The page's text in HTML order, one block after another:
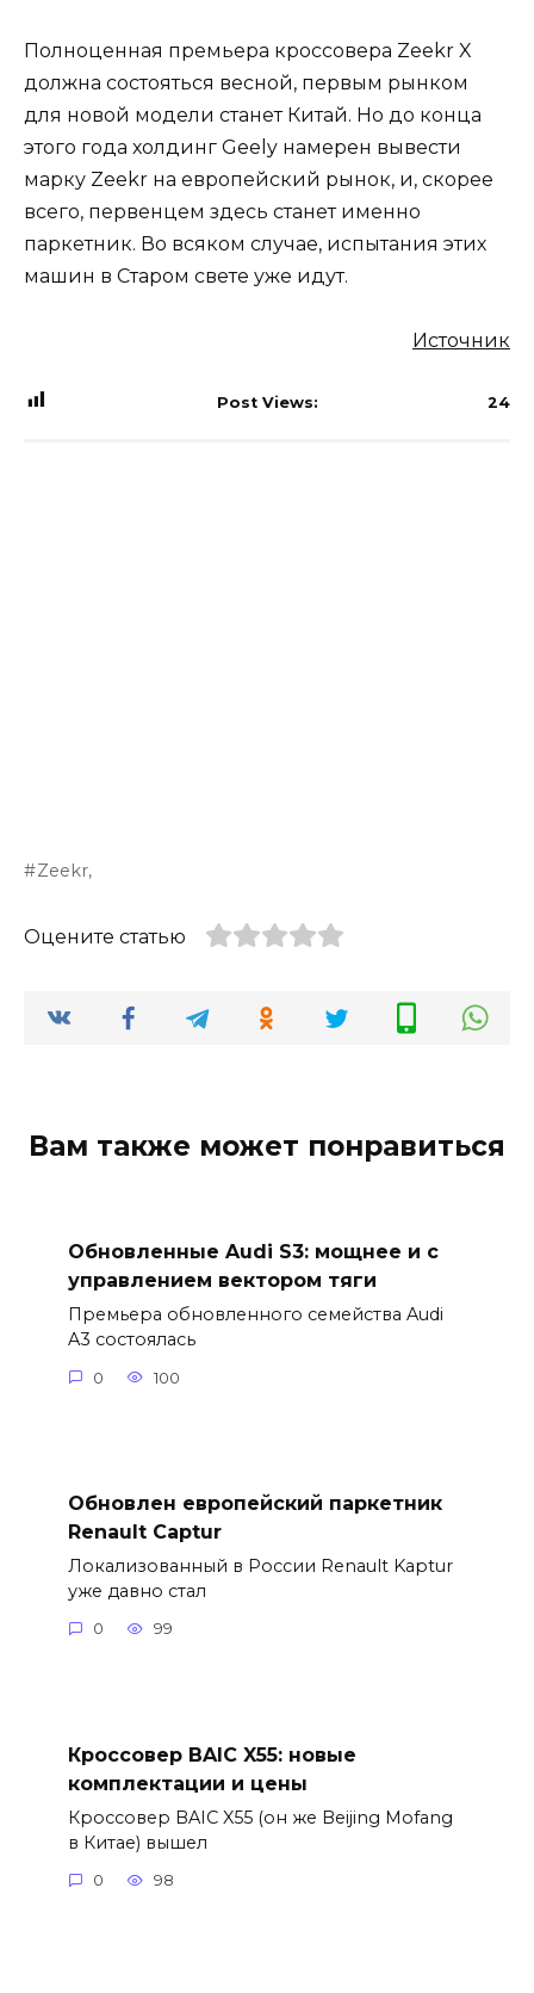
Полноценная премьера кроссовера Zeekr X
должна состояться весной, первым рынком
для новой модели станет Китай. Но до конца
этого года холдинг Geely намерен вывести
марку Zeekr на европейский рынок, и, скорее
всего, первенцем здесь станет именно
паркетник. Во всяком случае, испытания этих
машин в Старом свете уже идут.
Источник
Post Views: 24
Zeekr,
Оцените статью
Вам также может понравиться
Обновленные Audi S3: мощнее и с
управлением вектором тяги
Премьера обновленного семейства Audi
A3 состоялась
0 100
Обновлен европейский паркетник
Renault Captur
Локализованный в России Renault Kaptur
уже давно стал
0 99
Кроссовер BAIC X55: новые
комплектации и цены
Кроссовер BAIC X55 (он же Beijing Mofang
в Китае) вышел
0 98